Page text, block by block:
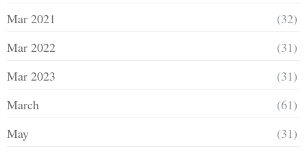
Mar 2021
(32)
Mar 2022
(31)
Mar 2023
(31)
March
(61)
May
(31)